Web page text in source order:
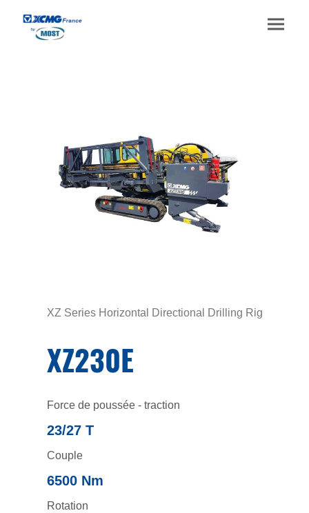
XZ Series Horizontal Directional Drilling Rig
XZ230E
Force de poussée - traction
23/27 T
Couple
6500 Nm
Rotation